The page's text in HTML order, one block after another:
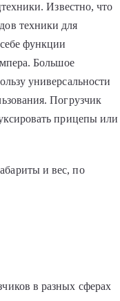
Известно, что
техники для
функции
Большое
универсальности
Погрузчик
прицепы или
и вес, по
в разных сферах